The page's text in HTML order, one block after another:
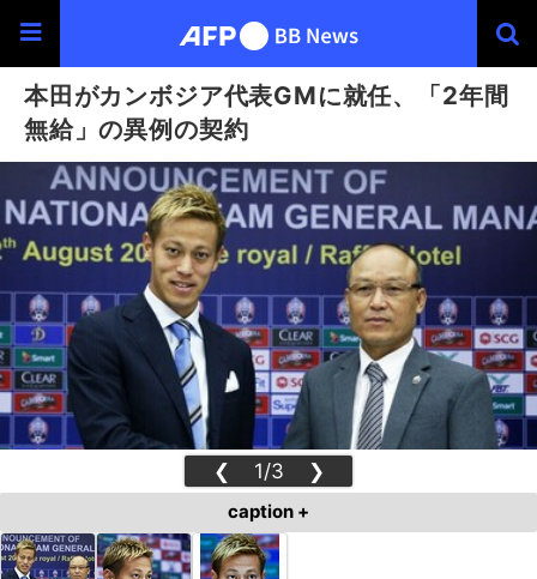
本田がカンボジア代表GMに就任、「2年間
無給」の異例の契約
❮ 1/3 ❯
caption +